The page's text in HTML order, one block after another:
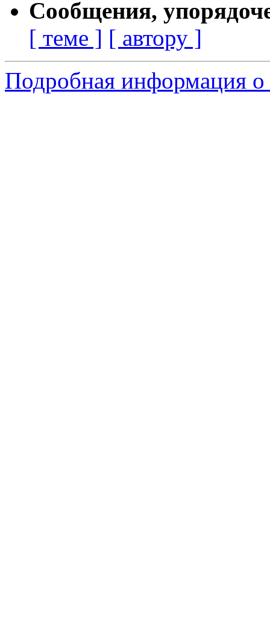
Сообщения,
[ теме ] [ автору ]
Подробная информация